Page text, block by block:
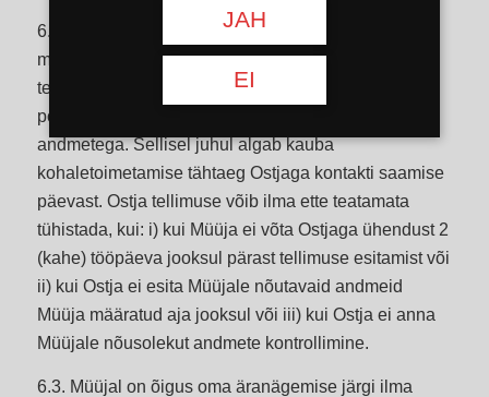
6.2. Kui Ostja valib reeglite punktis 8.2.3 sätestatud
makseviisi, on Müüjal Hookahshop.lt kaudu õigus
tellimuses sisalduva teabe osas ebakindluse korral
pöörduda Ostja poole tellimuses täpsustatud
andmetega. Sellisel juhul algab kauba
kohaletoimetamise tähtaeg Ostjaga kontakti saamise
päevast. Ostja tellimuse võib ilma ette teatamata
tühistada, kui: i) kui Müüja ei võta Ostjaga ühendust 2
(kahe) tööpäeva jooksul pärast tellimuse esitamist või
ii) kui Ostja ei esita Müüjale nõutavaid andmeid
Müüja määratud aja jooksul või iii) kui Ostja ei anna
Müüjale nõusolekut andmete kontrollimine.
6.3. Müüjal on õigus oma äranägemise järgi ilma
JAH
EI